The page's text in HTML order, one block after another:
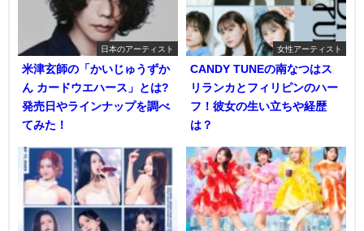
日本のアーティスト
米津玄師の「かいじゅうずか
ん カードウエハース」とは?
発売日やラインナップを調べ
てみた！
女性アーティスト
CANDY TUNEの南なつはス
リランカとフィリピンのハー
フ！彼女の生い立ちや経歴
は？